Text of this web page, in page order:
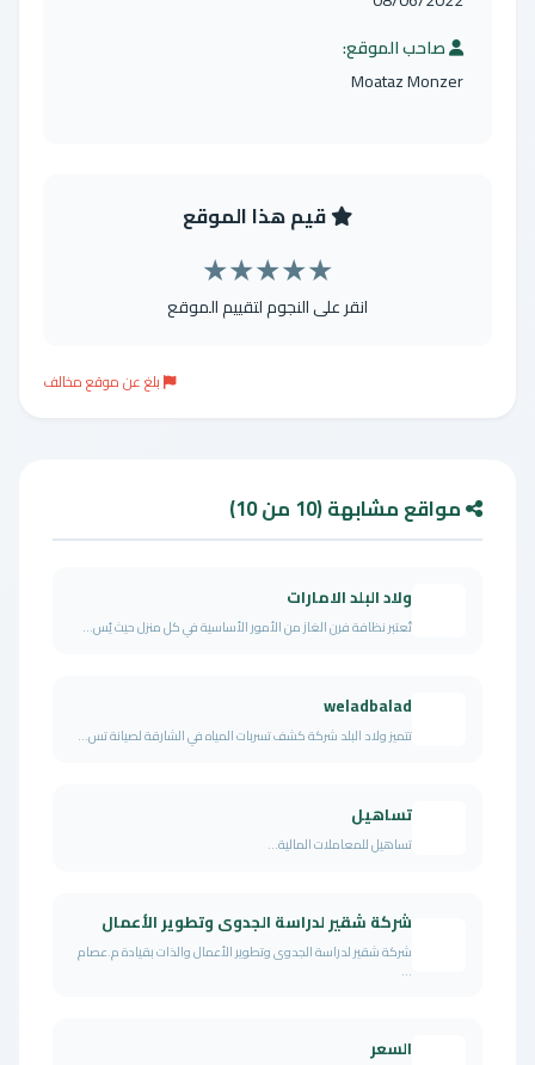
صاحب الموقع:
Moataz Monzer
قيم هذا الموقع
★
★
★
★
★
انقر على النجوم لتقييم الموقع
بلغ عن موقع مخالف
مواقع مشابهة (10 من 10)
ولاد البلد الامارات
تُعتبر نظافة فرن الغاز من الأمور الأساسية في كل منزل حيث يُس...
weladbalad
تتميز ولاد البلد شركة كشف تسربات المياه في الشارقة لصيانة تس...
تساهيل
تساهيل للمعاملات المالية...
شركة شقير لدراسة الجدوى وتطوير الأعمال
شركة شقير لدراسة الجدوى وتطوير الأعمال والذات بقيادة م.عصام
...
السعر